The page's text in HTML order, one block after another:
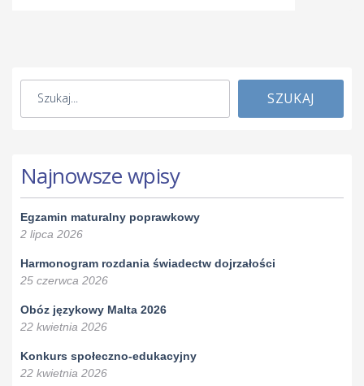
SZUKAJ
Najnowsze wpisy
Egzamin maturalny poprawkowy
2 lipca 2026
Harmonogram rozdania świadectw dojrzałości
25 czerwca 2026
Obóz językowy Malta 2026
22 kwietnia 2026
Konkurs społeczno-edukacyjny
22 kwietnia 2026